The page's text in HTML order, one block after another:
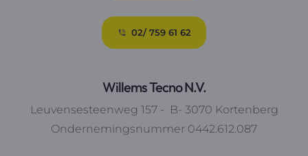
02/ 759 61 62
Willems Tecno N.V.
Leuvensesteenweg 157 - B- 3070 Kortenberg
Ondernemingsnummer 0442.612.087